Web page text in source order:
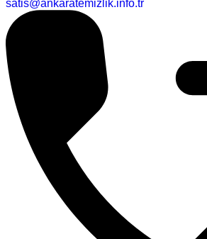
satis@ankaratemizlik.info.tr